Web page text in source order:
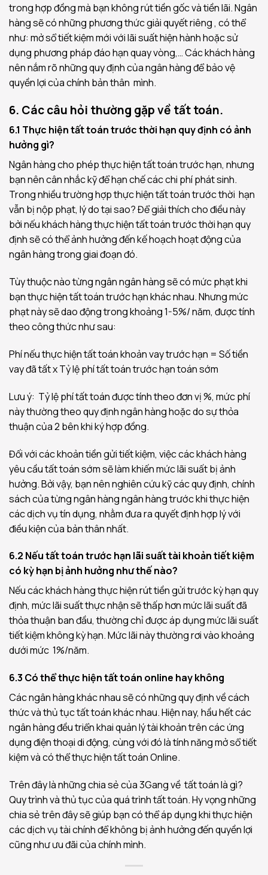
trong hợp đồng mà bạn không rút tiền gốc và tiền lãi. Ngân
hàng sẽ có những phương thức giải quyết riêng , có thể
như: mở sổ tiết kiệm mới với lãi suất hiện hành hoặc sử
dụng phương pháp đáo hạn quay vòng,… Các khách hàng
nên nắm rõ những quy định của ngân hàng để bảo vệ
quyền lợi của chính bản thân mình.
6. Các câu hỏi thường gặp về tất toán.
6.1 Thực hiện tất toán trước thời hạn quy định có ảnh
hưởng gì?
Ngân hàng cho phép thực hiện tất toán trước hạn, nhưng
bạn nên cân nhắc kỹ để hạn chế các chi phí phát sinh.
Trong nhiều trường hợp thực hiện tất toán trước thời hạn
vẫn bị nộp phạt, lý do tại sao? Để giải thích cho điều này
bởi nếu khách hàng thực hiện tất toán trước thời hạn quy
định sẽ có thể ảnh hưởng đến kế hoạch hoạt động của
ngân hàng trong giai đoạn đó.
Tùy thuộc nào từng ngân ngân hàng sẽ có mức phạt khi
bạn thực hiện tất toán trước hạn khác nhau. Nhưng mức
phạt này sẽ dao động trong khoảng 1-5%/ năm, được tính
theo công thức như sau:
Phí nếu thực hiện tất toán khoản vay trước hạn = Số tiền
vay đã tất x Tỷ lệ phí tất toán trước hạn toán sớm
Lưu ý: Tỷ lệ phí tất toán được tính theo đơn vị %, mức phí
này thường theo quy định ngân hàng hoặc do sự thỏa
thuận của 2 bên khi ký hợp đồng.
Đối với các khoản tiền gửi tiết kiệm, việc các khách hàng
yêu cầu tất toán sớm sẽ làm khiến mức lãi suất bị ảnh
hưởng. Bởi vậy, bạn nên nghiên cứu kỹ các quy định, chính
sách của từng ngân hàng ngân hàng trước khi thực hiện
các dịch vụ tín dụng, nhằm đưa ra quyết định hợp lý với
điều kiện của bản thân nhất.
6.2 Nếu tất toán trước hạn lãi suất tài khoản tiết kiệm
có kỳ hạn bị ảnh hưởng như thế nào?
Nếu các khách hàng thực hiện rút tiền gửi trước kỳ hạn quy
định, mức lãi suất thực nhận sẽ thấp hơn mức lãi suất đã
thỏa thuận ban đầu, thường chỉ được áp dụng mức lãi suất
tiết kiệm không kỳ hạn. Mức lãi này thường rơi vào khoảng
dưới mức 1%/năm.
6.3 Có thể thực hiện tất toán online hay không
Các ngân hàng khác nhau sẽ có những quy định về cách
thức và thủ tục tất toán khác nhau. Hiện nay, hầu hết các
ngân hàng đều triển khai quản lý tài khoản trên các ứng
dụng điện thoại di động, cùng với đó là tính năng mở sổ tiết
kiệm và có thể thực hiện tất toán Online.
Trên đây là những chia sẻ của 3Gang về tất toán là gì?
Quy trình và thủ tục của quá trình tất toán. Hy vọng những
chia sẻ trên đây sẽ giúp bạn có thể áp dụng khi thực hiện
các dịch vụ tài chính để không bị ảnh hưởng đến quyền lợi
cũng như ưu đãi của chính mình.